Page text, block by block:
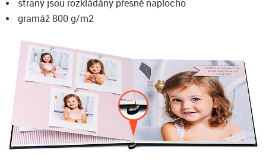
strany jsou rozkládány přesně naplocho
gramáž 800 g/m2